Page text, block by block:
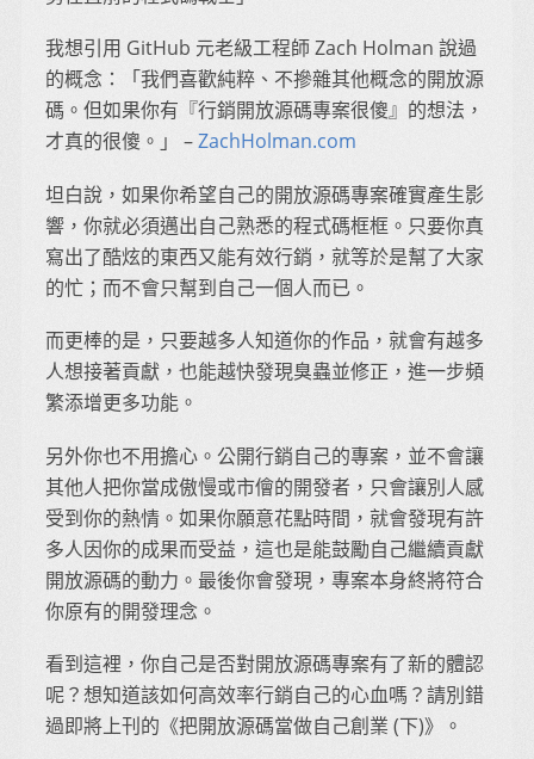
我想引用 GitHub 元老級工程師 Zach Holman 說過
的概念：「我們喜歡純粹、不摻雜其他概念的開放源
碼。但如果你有『行銷開放源碼專案很傻』的想法，
才真的很傻。」 –ZachHolman.com
坦白說，如果你希望自己的開放源碼專案確實產生影
響，你就必須邁出自己熟悉的程式碼框框。只要你真
寫出了酷炫的東西又能有效行銷，就等於是幫了大家
的忙；而不會只幫到自己一個人而已。
而更棒的是，只要越多人知道你的作品，就會有越多
人想接著貢獻，也能越快發現臭蟲並修正，進一步頻
繁添增更多功能。
另外你也不用擔心。公開行銷自己的專案，並不會讓
其他人把你當成傲慢或市儈的開發者，只會讓別人感
受到你的熱情。如果你願意花點時間，就會發現有許
多人因你的成果而受益，這也是能鼓勵自己繼續貢獻
開放源碼的動力。最後你會發現，專案本身終將符合
你原有的開發理念。
看到這裡，你自己是否對開放源碼專案有了新的體認
呢？想知道該如何高效率行銷自己的心血嗎？請別錯
過即將上刊的《把開放源碼當做自己創業 (下)》。